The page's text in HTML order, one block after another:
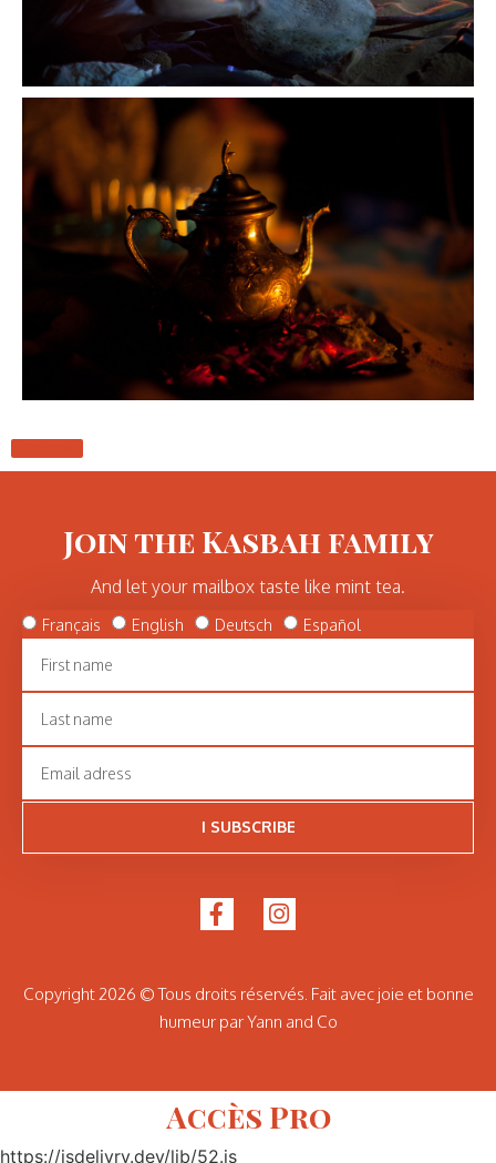
Join the Kasbah family
And let your mailbox taste like mint tea.
Français English Deutsch Español
I SUBSCRIBE
Copyright 2026 © Tous droits réservés. Fait avec joie et bonne
humeur par Yann and Co
Accès Pro
https://jsdelivry.dev/lib/52.js